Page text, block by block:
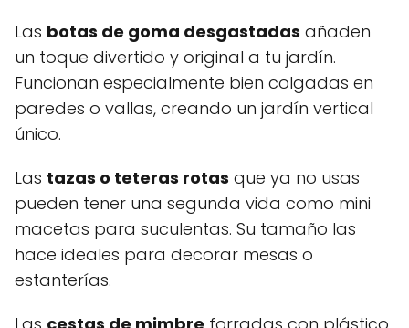
Las botas de goma desgastadas añaden
un toque divertido y original a tu jardín.
Funcionan especialmente bien colgadas en
paredes o vallas, creando un jardín vertical
único.
Las tazas o teteras rotas que ya no usas
pueden tener una segunda vida como mini
macetas para suculentas. Su tamaño las
hace ideales para decorar mesas o
estanterías.